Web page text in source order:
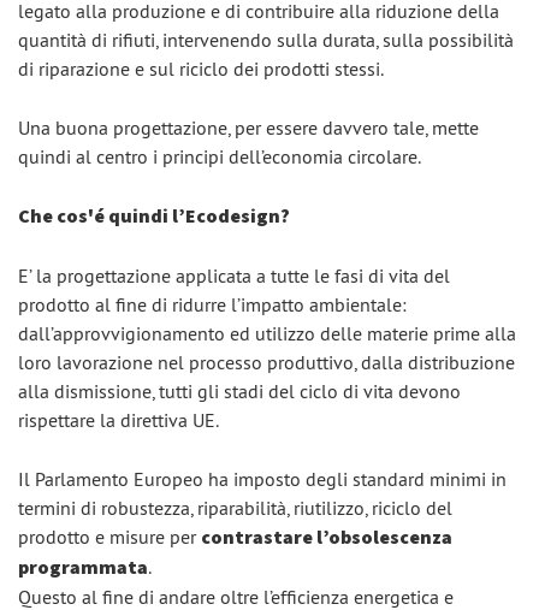
legato alla produzione e di contribuire alla riduzione della
quantità di rifiuti, intervenendo sulla durata, sulla possibilità
di riparazione e sul riciclo dei prodotti stessi.
Una buona progettazione, per essere davvero tale, mette
quindi al centro i principi dell’economia circolare.
Che cos'é quindi l’Ecodesign?
E’ la progettazione applicata a tutte le fasi di vita del
prodotto al fine di ridurre l’impatto ambientale:
dall’approvvigionamento ed utilizzo delle materie prime alla
loro lavorazione nel processo produttivo, dalla distribuzione
alla dismissione, tutti gli stadi del ciclo di vita devono
rispettare la direttiva UE.
Il Parlamento Europeo ha imposto degli standard minimi in
termini di robustezza, riparabilità, riutilizzo, riciclo del
prodotto e misure per contrastare l’obsolescenza
programmata.
Questo al fine di andare oltre l’efficienza energetica e